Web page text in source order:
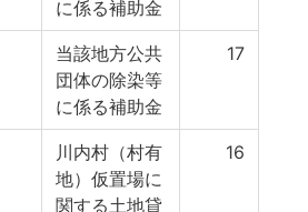
に係る補助金
当該地方公共
団体の除染等
に係る補助金
17
川内村（村有
地）仮置場に
関する土地貸
16